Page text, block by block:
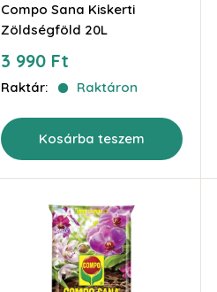
Compo Sana Kiskerti
Zöldségföld 20L
Akciós
ár
3 990 Ft
Raktár: Raktáron
Kosárba teszem